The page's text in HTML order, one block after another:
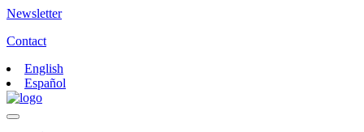
Newsletter
Contact
English
Español